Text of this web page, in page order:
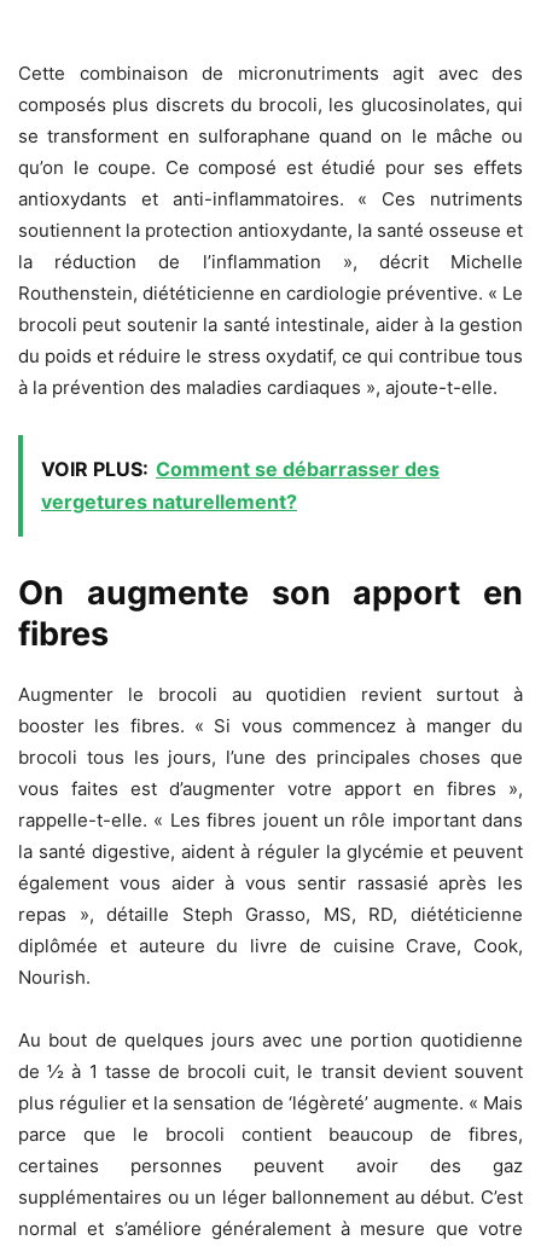
Cette combinaison de micronutriments agit avec des
composés plus discrets du brocoli, les glucosinolates, qui
se transforment en sulforaphane quand on le mâche ou
qu’on le coupe. Ce composé est étudié pour ses effets
antioxydants et anti-inflammatoires. « Ces nutriments
soutiennent la protection antioxydante, la santé osseuse et
la réduction de l’inflammation », décrit Michelle
Routhenstein, diététicienne en cardiologie préventive. « Le
brocoli peut soutenir la santé intestinale, aider à la gestion
du poids et réduire le stress oxydatif, ce qui contribue tous
à la prévention des maladies cardiaques », ajoute-t-elle.
VOIR PLUS: Comment se débarrasser des
vergetures naturellement?
On augmente son apport en
fibres
Augmenter le brocoli au quotidien revient surtout à
booster les fibres. « Si vous commencez à manger du
brocoli tous les jours, l’une des principales choses que
vous faites est d’augmenter votre apport en fibres »,
rappelle-t-elle. « Les fibres jouent un rôle important dans
la santé digestive, aident à réguler la glycémie et peuvent
également vous aider à vous sentir rassasié après les
repas », détaille Steph Grasso, MS, RD, diététicienne
diplômée et auteure du livre de cuisine Crave, Cook,
Nourish.
Au bout de quelques jours avec une portion quotidienne
de ½ à 1 tasse de brocoli cuit, le transit devient souvent
plus régulier et la sensation de ‘légèreté’ augmente. « Mais
parce que le brocoli contient beaucoup de fibres,
certaines personnes peuvent avoir des gaz
supplémentaires ou un léger ballonnement au début. C’est
normal et s’améliore généralement à mesure que votre